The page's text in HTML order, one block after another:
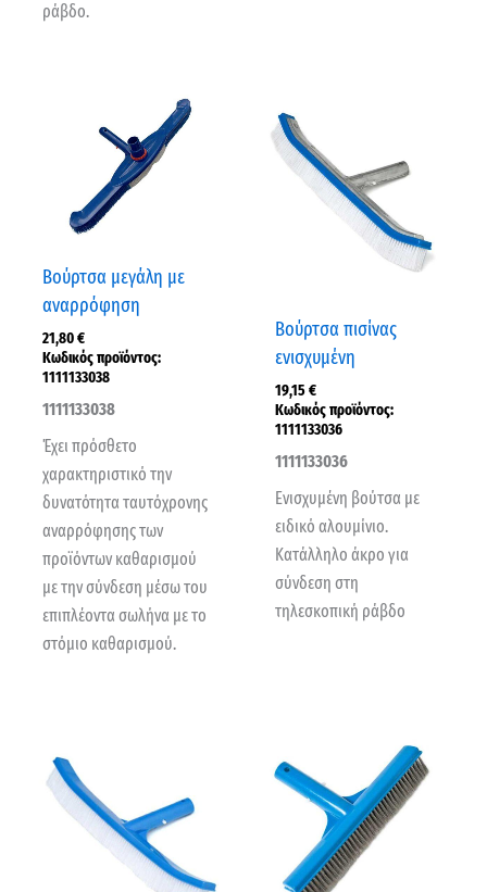
ράβδο.
Βούρτσα μεγάλη με
αναρρόφηση
21,80€
Κωδικός προϊόντος:
1111133038
1111133038
Έχει πρόσθετο
χαρακτηριστικό την
δυνατότητα ταυτόχρονης
αναρρόφησης των
προϊόντων καθαρισμού
με την σύνδεση μέσω του
επιπλέοντα σωλήνα με το
στόμιο καθαρισμού.
Βούρτσα πισίνας
ενισχυμένη
19,15€
Κωδικός προϊόντος:
1111133036
1111133036
Ενισχυμένη βούτσα με
ειδικό αλουμίνιο.
Κατάλληλο άκρο για
σύνδεση στη
τηλεσκοπική ράβδο